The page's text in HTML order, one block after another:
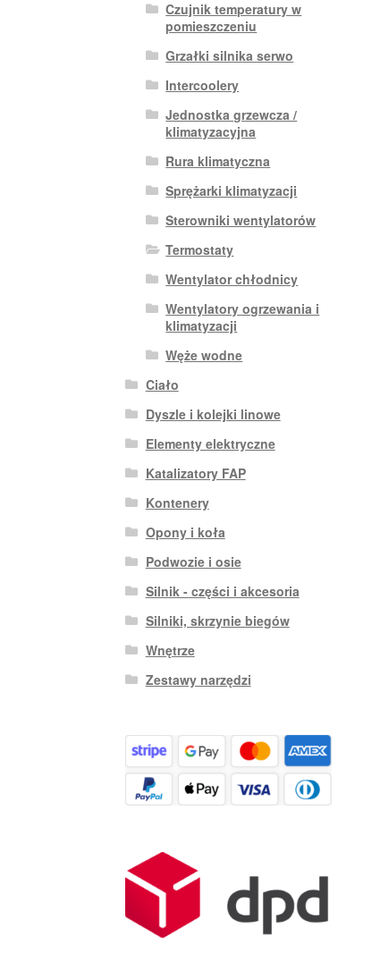
Czujnik temperatury w
pomieszczeniu
Grzałki silnika serwo
Intercoolery
Jednostka grzewcza /
klimatyzacyjna
Rura klimatyczna
Sprężarki klimatyzacji
Sterowniki wentylatorów
Termostaty
Wentylator chłodnicy
Wentylatory ogrzewania i
klimatyzacji
Węże wodne
Ciało
Dyszle i kolejki linowe
Elementy elektryczne
Katalizatory FAP
Kontenery
Opony i koła
Podwozie i osie
Silnik - części i akcesoria
Silniki, skrzynie biegów
Wnętrze
Zestawy narzędzi